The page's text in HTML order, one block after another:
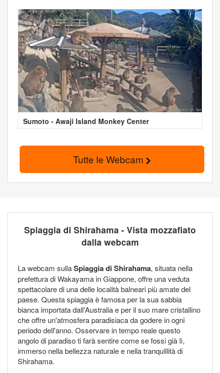
Sumoto - Awaji Island Monkey Center
Tutte le Webcam
Spiaggia di Shirahama - Vista mozzafiato
dalla webcam
La webcam sullaSpiaggia di Shirahama, situata nella
prefettura di Wakayama in Giappone, offre una veduta
spettacolare di una delle località balneari più amate del
paese. Questa spiaggia è famosa per la sua sabbia
bianca importata dall'Australia e per il suo mare cristallino
che offre un'atmosfera paradisiaca da godere in ogni
periodo dell'anno. Osservare in tempo reale questo
angolo di paradiso ti farà sentire come se fossi già lì,
immerso nella bellezza naturale e nella tranquillità di
Shirahama.